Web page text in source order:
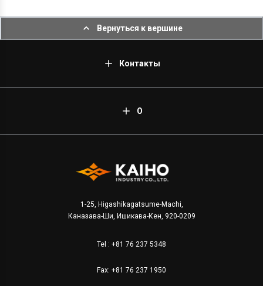
Вернуться к вершине
Контакты
О
1-25, Higashikagatsume-Machi,
Каназава-Ши, Ишикава-Кен, 920-0209
Tel : +81 76 237 5348
Fax: +81 76 237 1950